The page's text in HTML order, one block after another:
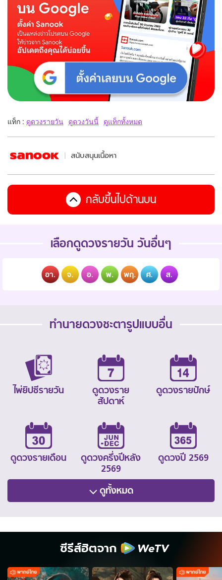
แท็ก : ดูดวงรายวัน ดูดวงวันนี้ ดูแท็กทั้งหมด
สนับสนุนเนื้อหา
กลับขึ้นไปด้านบน
เลือกดูดวงรายวัน วันอื่นๆ
อา. จ. อ. พ. พฤ. ศ. ส.
ทำนายดวงชะตารูปแบบอื่น
ไพ่ยิปซีรายวัน
ดูดวงราย
สัปดาห์
ดูดวงรายปักษ์
ดูดวงรายเดือน
ดูดวงครึ่งปีหลัง
2569
ดูดวงปี 2569
ดูทั้งหมด
ซีรีส์ฮิตจาก